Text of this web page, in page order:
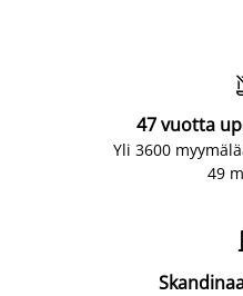
47 vuotta
Yli 3600
49